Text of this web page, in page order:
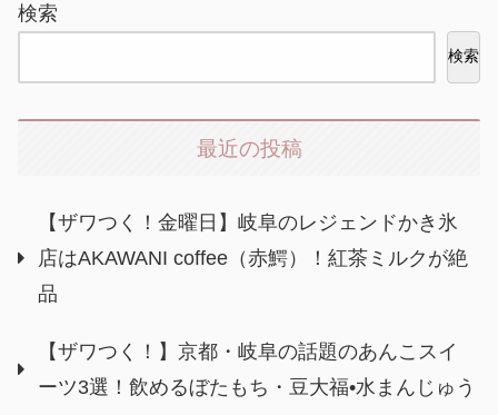
検索
検索
最近の投稿
【ザワつく！金曜日】岐阜のレジェンドかき氷
店はAKAWANI coffee（赤鰐）！紅茶ミルクが絶
品
【ザワつく！】京都・岐阜の話題のあんこスイ
ーツ3選！飲めるぼたもち・豆大福•水まんじゅう